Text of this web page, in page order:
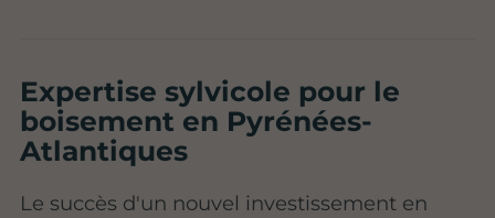
Expertise sylvicole pour le
boisement en Pyrénées-
Atlantiques
Le succès d'un nouvel investissement en